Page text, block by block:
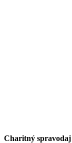
Charitný spravodaj